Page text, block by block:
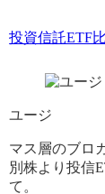
投資信託ETF
ユージ
マス層のブロ
別株より投信
て。